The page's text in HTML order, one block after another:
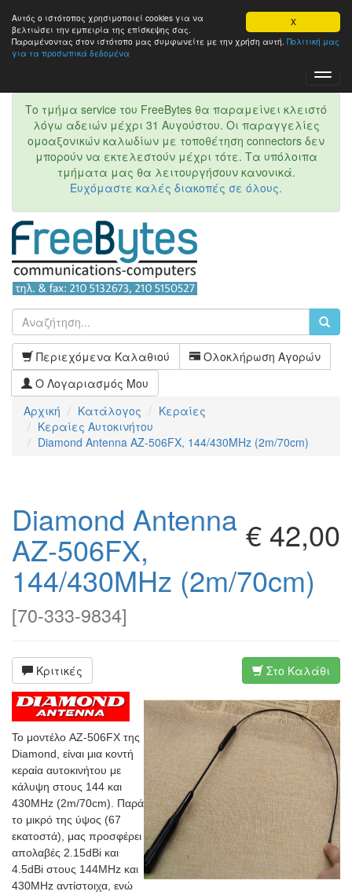
X
Αυτός ο ιστότοπος χρησιμοποιεί cookies για να
βελτιώσει την εμπειρία της επίσκεψης σας.
Παραμένοντας στον ιστότοπo μας συμφωνείτε με την χρήση αυτή. Πολιτική μας
για τα προσωπικά δεδομένα
Το τμήμα service του FreeBytes θα παραμείνει κλειστό
λόγω αδειών μέχρι 31 Αυγούστου. Οι παραγγελίες
ομοαξονικών καλωδίων με τοποθέτηση connectors δεν
μπορούν να εκτελεστούν μέχρι τότε. Τα υπόλοιπα
τμήματα μας θα λειτουργήσουν κανονικά.
Ευχόμαστε καλές διακοπές σε όλους.
Περιεχόμενα Καλαθιού
Ολοκλήρωση Αγορών
Ο Λογαριασμός Μου
Αρχική
Κατάλογος
Κεραίες
Κεραίες Αυτοκινήτου
Diamond Antenna AZ-506FX, 144/430MHz (2m/70cm)
€ 42,00
Diamond Antenna
AZ-506FX,
144/430MHz (2m/70cm)
[70-333-9834]
Κριτικές Στο Καλάθι
Το μοντέλο AZ-506FX της
Diamond, είναι μια κοντή
κεραία αυτοκινήτου με
κάλυψη στους 144 και
430MHz (2m/70cm). Παρά
το μικρό της ύψος (67
εκατοστά), μας προσφέρει
απολαβές 2.15dBi και
4.5dBi στους 144MHz και
430MHz αντίστοιχα, ενώ